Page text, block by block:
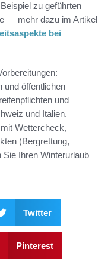
zu geführten
— mehr dazu im Artikel
bei
und öffentlichen
und
und Italien.
Wettercheck,
(Bergrettung,
Ihren Winterurlaub
Twitter
Pinterest